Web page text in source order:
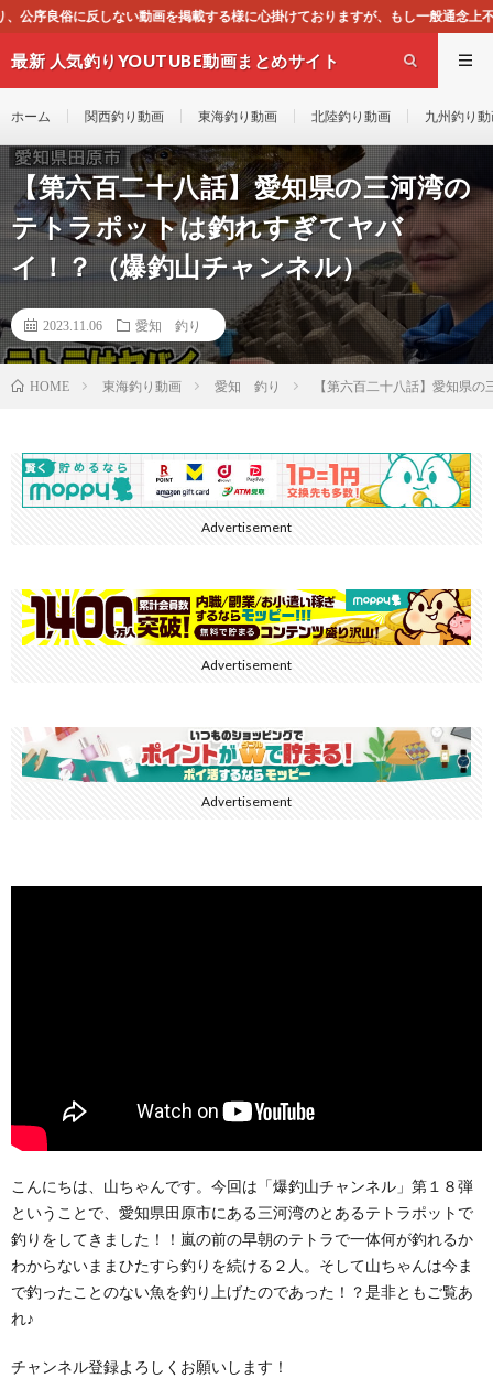
する様に心掛けておりますが、もし一般通念上不適合と思われる動画が
最新 人気釣りYOUTUBE動画まとめサイト
ホーム 関西釣り動画 東海釣り動画 北陸釣り動画 九州釣り
【第六百二十八話】愛知県の三河湾の
テトラポットは釣れすぎてヤバ
イ！？（爆釣山チャンネル）
2023.11.06 愛知 釣り
HOME 東海釣り動画 愛知 釣り 【第六百二十八話】愛知県
Advertisement
Advertisement
Advertisement
こんにちは、山ちゃんです。今回は「爆釣山チャンネル」第１８弾
ということで、愛知県田原市にある三河湾のとあるテトラポットで
釣りをしてきました！！嵐の前の早朝のテトラで一体何が釣れるか
わからないままひたすら釣りを続ける２人。そして山ちゃんは今ま
で釣ったことのない魚を釣り上げたのであった！？是非ともご覧あ
れ♪
チャンネル登録よろしくお願いします！